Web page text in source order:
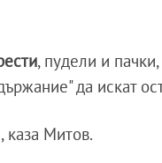
, пудели и
да искат
Митов.